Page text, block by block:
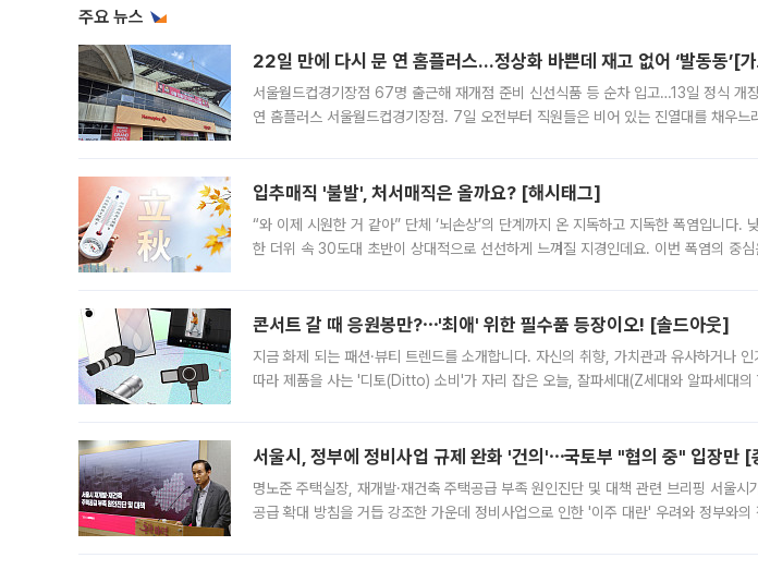
주요 뉴스
22일 만에 다시 문 연 홈플러스…정상화 바쁜데 재고 없어 ‘발동동’[
서울월드컵경기장점 67명 출근해 재개점 준비 신선식품 등 순차 입고…13일 정식 개
연 홈플러스 서울월드컵경기장점. 7일 오전부터 직원들은 비어 있는 진열대를 채우느
입추매직 '불발', 처서매직은 올까요? [해시태그]
“와 이제 시원한 거 같아” 단체 ‘뇌손상’의 단계까지 온 지독하고 지독한 폭염입니다
한 더위 속 30도대 초반이 상대적으로 선선하게 느껴질 지경인데요. 이번 폭염의 중
콘서트 갈 때 응원봉만?⋯'최애' 위한 필수품 등장이오! [솔드아웃]
지금 화제 되는 패션·뷰티 트렌드를 소개합니다. 자신의 취향, 가치관과 유사하거나
따라 제품을 사는 '디토(Ditto) 소비'가 자리 잡은 오늘, 잘파세대(Z세대와 알파세대의
서울시, 정부에 정비사업 규제 완화 '건의'⋯국토부 "협의 중" 입장만 [
명노준 주택실장, 재개발·재건축 주택공급 부족 원인진단 및 대책 관련 브리핑 서울시
공급 확대 방침을 거듭 강조한 가운데 정비사업으로 인한 '이주 대란' 우려와 정부와의